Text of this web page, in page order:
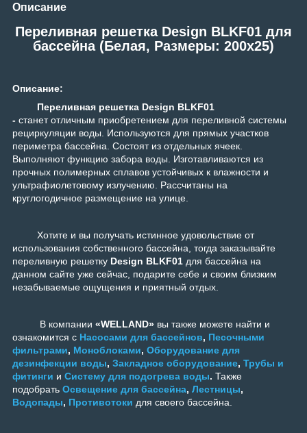
Описание
Переливная решетка Design BLKF01 для
бассейна (Белая, Размеры: 200x25)
Описание:
Переливная решетка Design BLKF01
- станет отличным приобретением для переливной системы
рециркуляции воды. Используются для прямых участков
периметра бассейна. Состоят из отдельных ячеек.
Выполняют функцию забора воды. Изготавливаются из
прочных полимерных сплавов устойчивых к влажности и
ультрафиолетовому излучению. Рассчитаны на
круглогодичное размещение на улице.
Хотите и вы получать истинное удовольствие от
использования собственного бассейна, тогда заказывайте
переливную решетку Design BLKF01 для бассейна на
данном сайте уже сейчас, подарите себе и своим близким
незабываемые ощущения и приятный отдых.
В компании «WELLAND» вы также можете найти и
ознакомится с Насосами для бассейнов, Песочными
фильтрами, Моноблоками, Оборудование для
дезинфекции воды, Закладное оборудование, Трубы и
фитинги и Систему для подогрева воды. Также
подобрать Освещение для бассейна, Лестницы,
Водопады, Противотоки для своего бассейна.